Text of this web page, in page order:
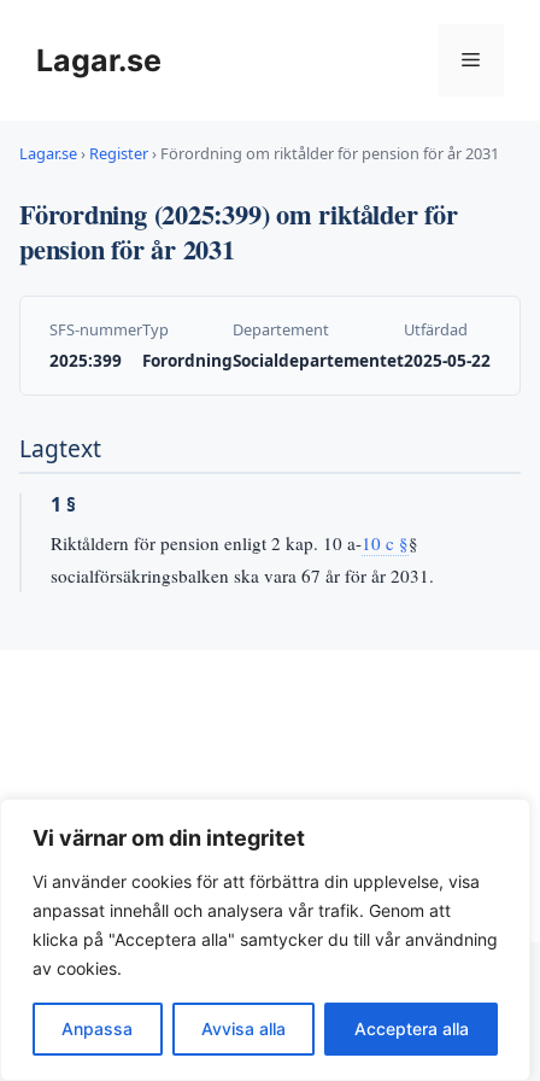
Vi värnar om din integritet
Vi använder cookies för att förbättra din upplevelse, visa
anpassat innehåll och analysera vår trafik. Genom att
klicka på "Acceptera alla" samtycker du till vår användning
av cookies.
Anpassa Avvisa alla Acceptera alla
innehållLagar.se Meny
Lagar.se› Register› Förordning om riktålder för pension för år 2031
Förordning (2025:399) om riktålder för
pension för år 2031
SFS-nummer
2025:399
Typ
Forordning
Departement
Socialdepartementet
Utfärdad
2025-05-22
Lagtext
1 §
Riktåldern för pension enligt 2 kap. 10 a-10 c §§
socialförsäkringsbalken ska vara 67 år för år 2031.
© 2026 Lagar.se. Svensk lagtext och juridiska guider.